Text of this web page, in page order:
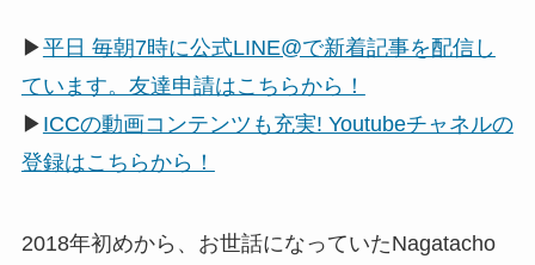
▶平日 毎朝7時に公式LINE@で新着記事を配信し
ています。友達申請はこちらから！
▶ ICCの動画コンテンツも充実! Youtubeチャネルの
登録はこちらから！
2018年初めから、お世話になっていたNagatacho